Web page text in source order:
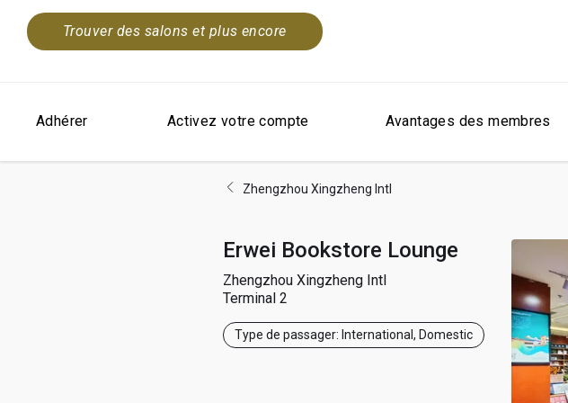
Trouver des salons et plus encore
Adhérer Activez votre compte Avantages des membres
Zhengzhou Xingzheng Intl
Erwei Bookstore Lounge
Zhengzhou Xingzheng Intl
Terminal 2
Type de passager: International, Domestic